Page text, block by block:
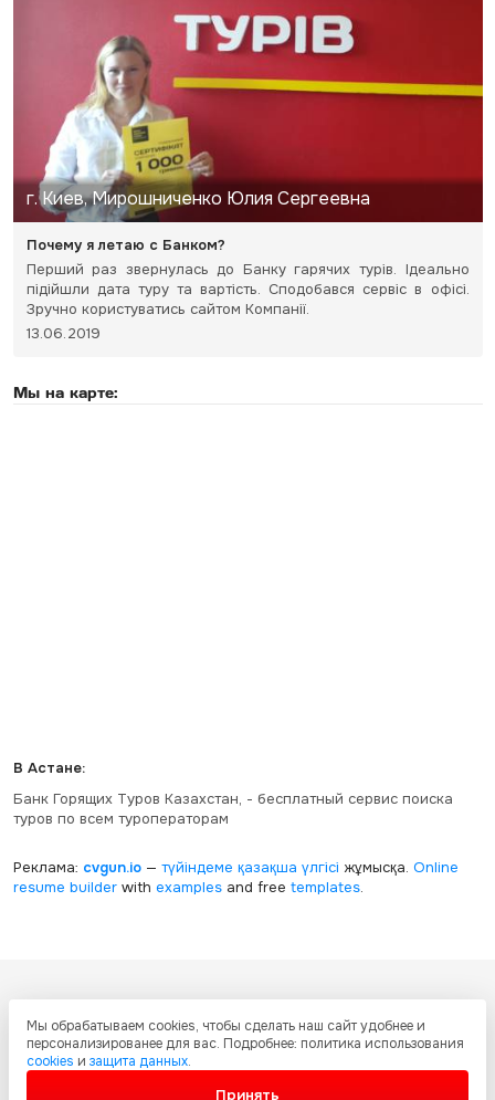
г. Киев, Мирошниченко Юлия Сергеевна
Почему я летаю с Банком?
Перший раз звернулась до Банку гарячих турів. Ідеально
підійшли дата туру та вартість. Сподобався сервіс в офісі.
Зручно користуватись сайтом Компанії.
13.06.2019
Мы на карте:
В Астане:
Банк Горящих Туров Казахстан, - бесплатный сервис поиска
туров по всем туроператорам
Реклама: cvgun.io— түйіндеме қазақша үлгісі жұмысқа. Online
resume builderwith examplesand free templates.
графическое содержание, структуру и оформление страниц защищены
международными соглашениями и законодательством Республики
Казахстан об охране авторских прав и интеллектуальной собственности.
Любое копирование и распространение материалов сайта без
Мы обрабатываем cookies, чтобы сделать наш сайт удобнее и
персонализированее для вас. Подробнее: политика использования
cookies и защита данных.
Принять